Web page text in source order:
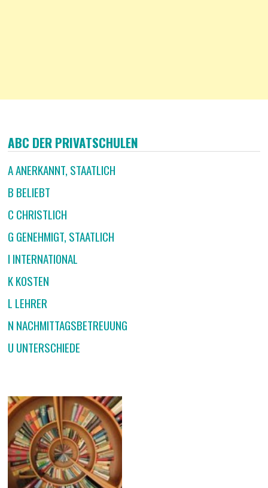
ABC DER PRIVATSCHULEN
A ANERKANNT, STAATLICH
B BELIEBT
C CHRISTLICH
G GENEHMIGT, STAATLICH
I INTERNATIONAL
K KOSTEN
L LEHRER
N NACHMITTAGSBETREUUNG
U UNTERSCHIEDE